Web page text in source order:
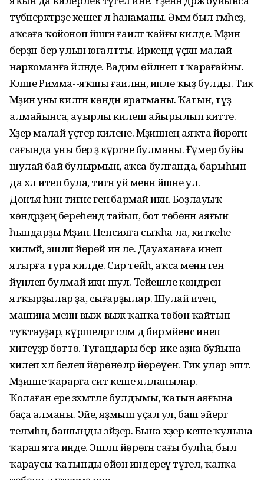
түбәнерәктәрҙе кешегә лә һанаманы. Әммә был ғәмһеҙ,
аҡсаға ҡойоноп йәшәгән ғаиләгә ҡайғы килде. Мәҙинә
берҙән-бер улын юғалтты. Иркендә үҫкән малай
наркоманға әйләнде. Вадим өйләнеп тә ҡарағайны.
Кәләше Римма--яҡшы ғаиләнән, ипле ҡыҙ булды. Тик
Мәҙинә уны килгән көндән яратманы. Ҡатын, түҙә
алмайынса, ауырлы килеш айырылып китте.
Хәҙер малай үҫтерә килене. Мәҙинәнең аяҡта йөрөгән
сағында уны бер ҙә күргәне булманы. Ғүмер буйы
шулай бай булырмын, аҡса булғанда, барыһын
да хәл итеп була, тигән уй менән йәшәне ул.
Донъя һин тигәнсә генә бармай икән. Боҙлауыҡ
көндәрҙең береһендә тайып, бот төбөнән аяғын
һындарҙы Мәҙинә. Пенсияға сыҡһа ла, киткеһе
килмәй, эшләп йөрөй инә әле. Дауаханаға инеп
ятырға тура килде. Сир тейһә, аҡса менән генә
йүнәлеп булмай икән шул. Тейешле көндәрен
ятҡырҙылар ҙа, сығарҙылар. Шулай итеп,
машина менән выж-выж ҡапҡа төбөнә ҡайтып
туҡтауҙар, күршеләргә сәләм дә бирмәйенсә инеп
китеүҙәр бөттө. Туғандары бер-ике аҙна буйына
килеп хәл белеп йөрөнөләр йөрөүен. Тик улар эштә.
Мәҙинәне ҡарарға сит кеше ялланылар.
Ҡолаған ере зәхмәтле булдымы, ҡатын аяғына
баҫа алманы. Эйе, яҙмыш уҫал ул, баш эйергә
теләмәһәң, башыңды эйҙерә. Бына хәҙер кеше ҡулына
ҡарап ята инде. Эшләп йөрөгән сағы булһа, был
ҡараусы ҡатынды өйөнә индереү түгел, ҡапҡа